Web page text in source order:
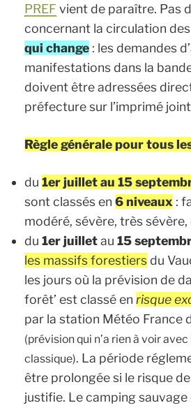
PREF vient de paraître. Pas
concernant la circulation
qui change : les demandes
manifestations dans la
doivent être adressées
préfecture sur l’imprimé joint
Règle générale pour tous
du1er juillet au 15
sont classés en6 niveaux :
modéré, sévère, très
du1er juilletau15
les massifs forestiersdu
les jours où la prévision de
forêt’ est classé enrisque
par la station Météo France
(prévision qui n’a rien à voir
classique). La période
être prolongée si le risque
justifie. Le camping